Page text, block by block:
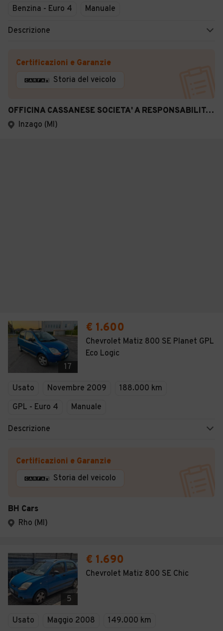
Benzina - Euro 4
Manuale
Descrizione
Certificazioni e Garanzie
Storia del veicolo
OFFICINA CASSANESE SOCIETA' A RESPONSABILITA' LIMITATA SEMPLIFICA TA
Inzago (MI)
17
€ 1.600
Chevrolet Matiz 800 SE Planet GPL
Eco Logic
Usato Novembre 2009
188.000 km
GPL - Euro 4
Manuale
Descrizione
Certificazioni e Garanzie
Storia del veicolo
BH Cars
Rho (MI)
5
€ 1.690
Chevrolet Matiz 800 SE Chic
Usato Maggio 2008 149.000 km